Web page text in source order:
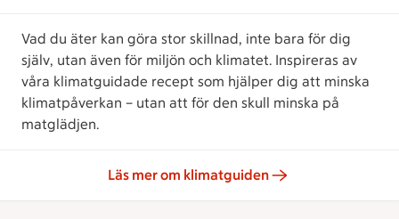
Vad du äter kan göra stor skillnad, inte bara för dig
själv, utan även för miljön och klimatet. Inspireras av
våra klimatguidade recept som hjälper dig att minska
klimatpåverkan – utan att för den skull minska på
matglädjen.
Läs mer om klimatguiden